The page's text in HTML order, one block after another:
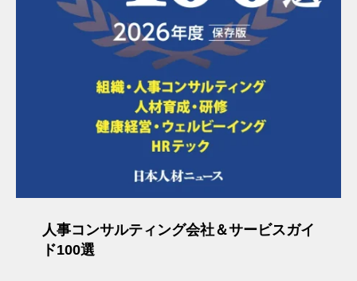
人事コンサルティング会社＆サービスガイ
ド100選